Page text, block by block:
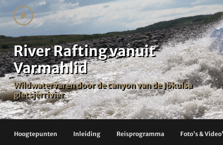
River Rafting vanuit
Varmahlid
Wildwatervaren door de canyon van de Jökulsa
gletsjerrivier
Hoogtepunten Inleiding Reisprogramma Foto's &